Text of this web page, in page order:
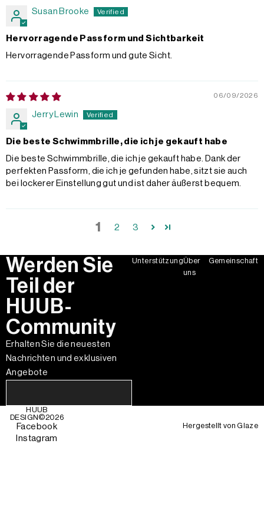
Susan Brooke
Hervorragende Passform und Sichtbarkeit
Hervorragende Passform und gute Sicht.
06/09/2026
Jerry Lewin
Die beste Schwimmbrille, die ich je gekauft habe
Die beste Schwimmbrille, die ich je gekauft habe. Dank der
perfekten Passform, die ich je gefunden habe, sitzt sie auch
bei lockerer Einstellung gut und ist daher äußerst bequem.
1 2 3
Werden Sie
Teil der
HUUB-
Community
Erhalten Sie die neuesten
Nachrichten und exklusiven
Angebote
UnterstützungÜber
uns
Gemeinschaft
HUUB
DESIGN©2026
Facebook
Instagram
Hergestellt vonGlaze